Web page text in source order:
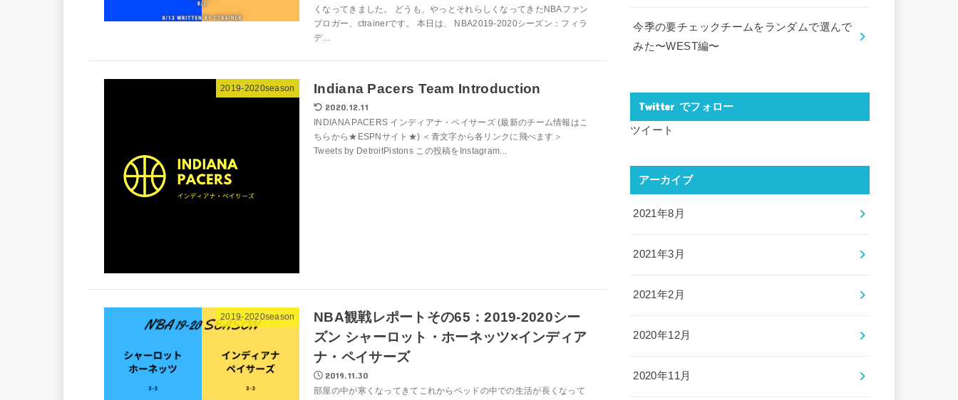
くなってきました。 どうも、やっとそれらしくなってきたNBAファン
ブロガー、ctrainerです。 本日は、 NBA2019-2020シーズン：フィラ
デ...
2019-2020season Indiana Pacers Team Introduction
2020.12.11
INDIANA PACERS インディアナ・ペイサーズ (最新のチーム情報はこ
ちらから★ESPNサイト★) ＜青文字から各リンクに飛べます＞
Tweets by DetroitPistons この投稿をInstagram...
2019-2020season
NBA観戦レポートその65：2019-2020シー
ズン シャーロット・ホーネッツ×インディア
ナ・ペイサーズ
2019.11.30
部屋の中が寒くなってきてこれからベッドの中での生活が長くなって
今季の要チェックチームをランダムで選んで
みた〜WEST編〜
Twitter でフォロー
ツイート
アーカイブ
2021年8月
2021年3月
2021年2月
2020年12月
2020年11月